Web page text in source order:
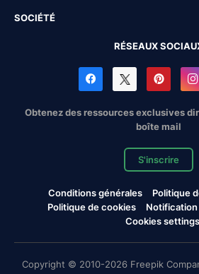
SOCIÉTÉ
RÉSEAUX
Obtenez des ressources exclusives
boîte mail
S'inscrire
Conditions générales
Politique
Politique de cookies
Cookies settings
Copyright © 2010-2026 Freepik